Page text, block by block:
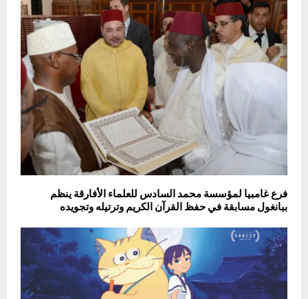
فرع غامبيا لمؤسسة محمد السادس للعلماء الأفارقة ينظم
ببانغول مسابقة في حفظ القرآن الكريم وترتيله وتجويده